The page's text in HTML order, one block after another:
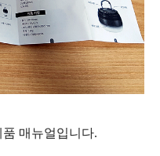
매뉴얼입니다.